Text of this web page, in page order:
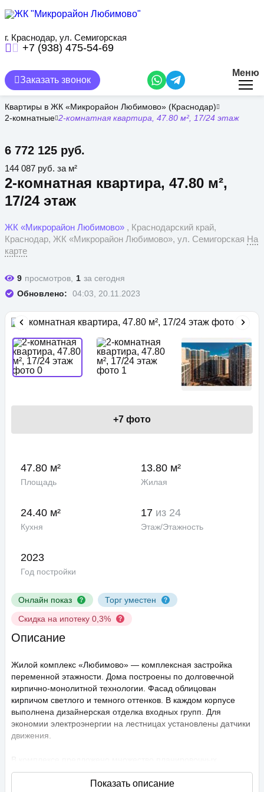
содержанию
г. Краснодар, ул. Семигорская
+7 (938) 475-54-69
Заказать звонок
Меню
Квартиры в ЖК «Микрорайон Любимово» (Краснодар)
2-комнатные 2-комнатная квартира, 47.80 м², 17/24 этаж
2-комнатная квартира, 47.80 м²,
17/24 этаж
6 772 125 руб.
ЖК «Микрорайон Любимово» , Краснодарский край,
Краснодар, ЖК «Микрорайон Любимово», ул. Семигорская На
карте
144 087 руб. за м²
9 просмотров, 1 за сегодня
Обновлено:
04:03, 20.11.2023
Онлайн показ
Торг уместен
Скидка на ипотеку 0,3%
+7 фото
47.80 м²
Площадь
13.80 м²
Жилая
24.40 м²
Кухня
17 из 24
Этаж/Этажность
2023
Год постройки
Описание
Жилой комплекс «Любимово» — комплексная застройка
переменной этажности. Дома построены по долговечной
кирпично-монолитной технологии. Фасад облицован
кирпичом светлого и темного оттенков. В каждом корпусе
выполнена дизайнерская отделка входных групп. Для
экономии электроэнергии на лестницах установлены датчики
движения.
решений: в наличии квартиры, как классического типа, так и
европланировки. Они сдаются с подчистовой отделкой,